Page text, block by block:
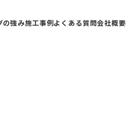
の強み施工事例よくある質問会社概要